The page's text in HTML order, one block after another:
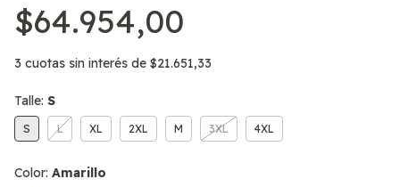
$64.954,00
3 cuotas sin interés de $21.651,33
Talle: S
S L XL 2XL M 3XL 4XL
Color: Amarillo